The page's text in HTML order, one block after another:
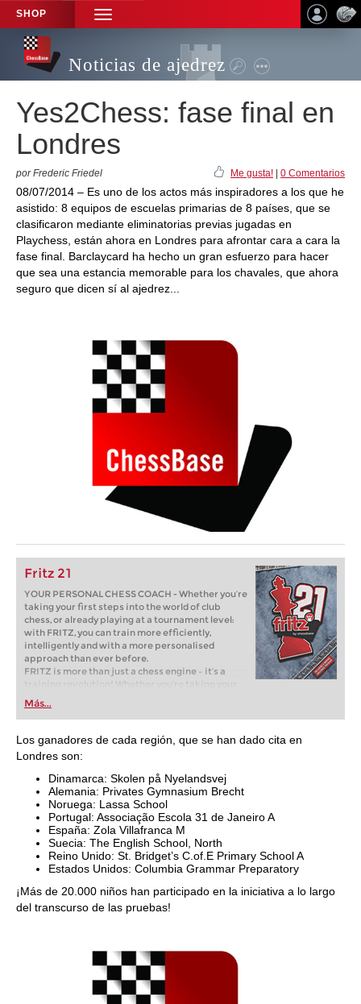
SHOP
TOGGLE
NAVIGATION
Noticias de ajedrez
Yes2Chess: fase final en
Londres
por Frederic Friedel Me gusta! 0 Comentarios
08/07/2014 – Es uno de los actos más inspiradores a los que he
asistido: 8 equipos de escuelas primarias de 8 países, que se
clasificaron mediante eliminatorias previas jugadas en
Playchess, están ahora en Londres para afrontar cara a cara la
fase final. Barclaycard ha hecho un gran esfuerzo para hacer
que sea una estancia memorable para los chavales, que ahora
seguro que dicen sí al ajedrez...
Fritz 21
YOUR PERSONAL CHESS COACH - Whether you’re
taking your first steps into the world of club
chess, or already playing at a tournament level:
with FRITZ, you can train more efficiently,
intelligently and with a more personalised
approach than ever before.
FRITZ is more than just a chess engine – it’s a
training revolution! Whether you’re taking your
first steps into the world of club chess, or already
playing at a tournament level: with FRITZ, you can
train more efficiently, intelligently and with a
more personalised approach than ever before.
Más...
Los ganadores de cada región, que se han dado cita en
Londres son:
Dinamarca: Skolen på Nyelandsvej
Alemania: Privates Gymnasium Brecht
Noruega: Lassa School
Portugal: Associação Escola 31 de Janeiro A
España: Zola Villafranca M
Suecia: The English School, North
Reino Unido: St. Bridget’s C.of.E Primary School A
Estados Unidos: Columbia Grammar Preparatory
¡Más de 20.000 niños han participado en la iniciativa a lo largo
del transcurso de las pruebas!